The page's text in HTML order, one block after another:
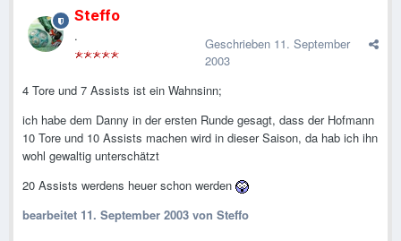
Steffo
. Geschrieben 11. September
2003
4 Tore und 7 Assists ist ein Wahnsinn;
ich habe dem Danny in der ersten Runde gesagt, dass der Hofmann
10 Tore und 10 Assists machen wird in dieser Saison, da hab ich ihn
wohl gewaltig unterschätzt
20 Assists werdens heuer schon werden
bearbeitet 11. September 2003 von Steffo